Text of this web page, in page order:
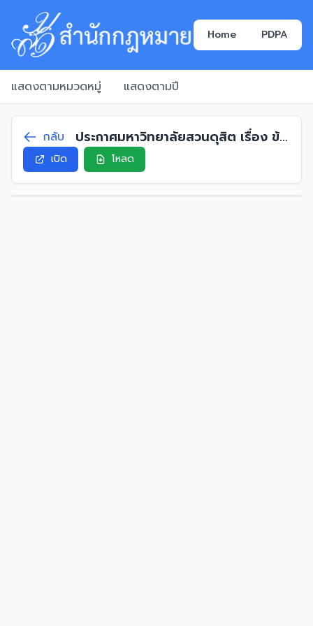
Home PDPA
แสดงตามหมวดหมู่ แสดงตามปี
กลับ
ประกาศมหาวิทยาลัยสวนดุสิต เรื่อง ข้อ
กำหนดการใช้และการเผยแพร่ข้อมูลพื้น
ฐาน พ.ศ. 2569
เปิด โหลด